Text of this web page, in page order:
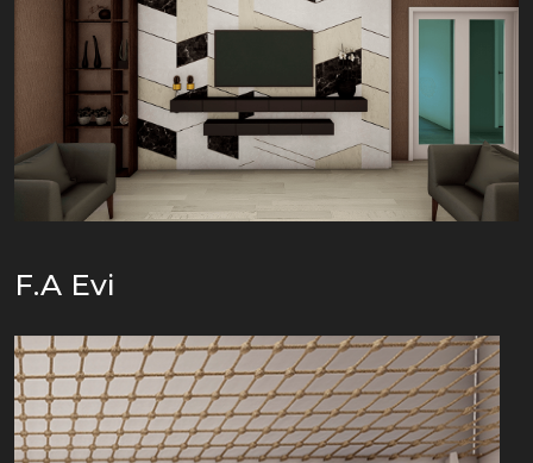
F.A Evi